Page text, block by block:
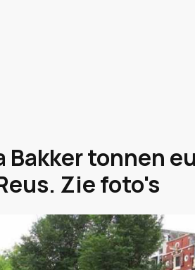
Bakker tonnen
Zie foto's